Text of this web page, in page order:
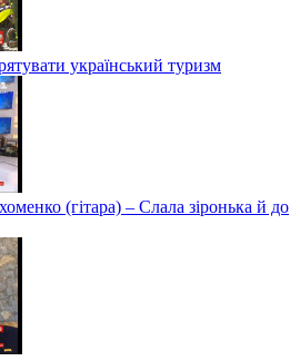
український туризм
(гітара) – Слала зіронька й до